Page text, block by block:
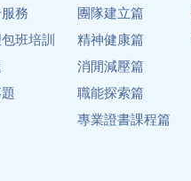
務
班培訓
團隊建立篇
精神健康篇
消閒減壓篇
職能探索篇
專業證書課程篇